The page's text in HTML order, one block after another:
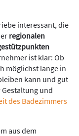
interessant, die
regionalen
ist klar: Ob
möglichst lange in
kann und gut
und
des Badezimmers
aus dem